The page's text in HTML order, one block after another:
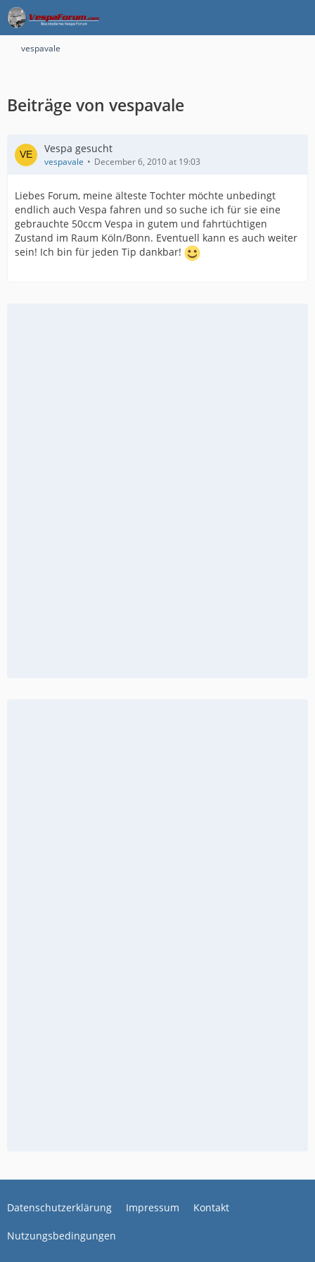
vespavale
Beiträge von vespavale
Vespa gesucht
vespavale December 6, 2010 at 19:03
Liebes Forum, meine älteste Tochter möchte unbedingt
endlich auch Vespa fahren und so suche ich für sie eine
gebrauchte 50ccm Vespa in gutem und fahrtüchtigen
Zustand im Raum Köln/Bonn. Eventuell kann es auch weiter
sein! Ich bin für jeden Tip dankbar!
Datenschutzerklärung Impressum Kontakt
Nutzungsbedingungen